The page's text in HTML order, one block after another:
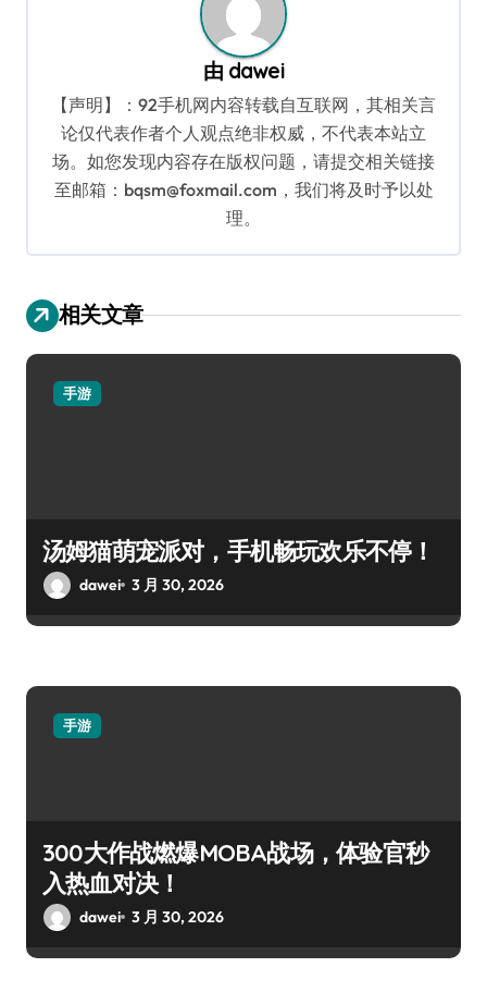
由 dawei
【声明】：92手机网内容转载自互联网，其相关言
论仅代表作者个人观点绝非权威，不代表本站立
场。如您发现内容存在版权问题，请提交相关链接
至邮箱：bqsm@foxmail.com，我们将及时予以处
理。
相关文章
手游
汤姆猫萌宠派对，手机畅玩欢乐不停！
dawei 3 月 30, 2026
手游
300大作战燃爆MOBA战场，体验官秒
入热血对决！
dawei 3 月 30, 2026